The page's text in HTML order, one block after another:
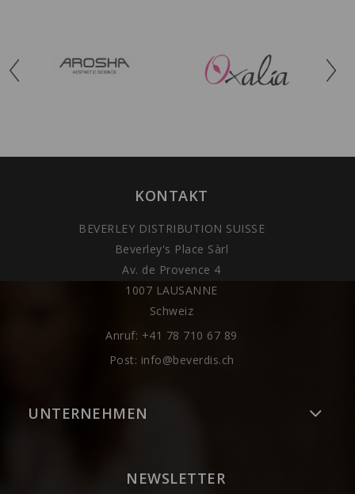
KONTAKT
BEVERLEY DISTRIBUTION SUISSE
Beverley's Place Sàrl
Av. de Provence 4
1007 LAUSANNE
Schweiz
Anruf: +41 78 710 67 89
Post: info@beverdis.ch
UNTERNEHMEN
NEWSLETTER